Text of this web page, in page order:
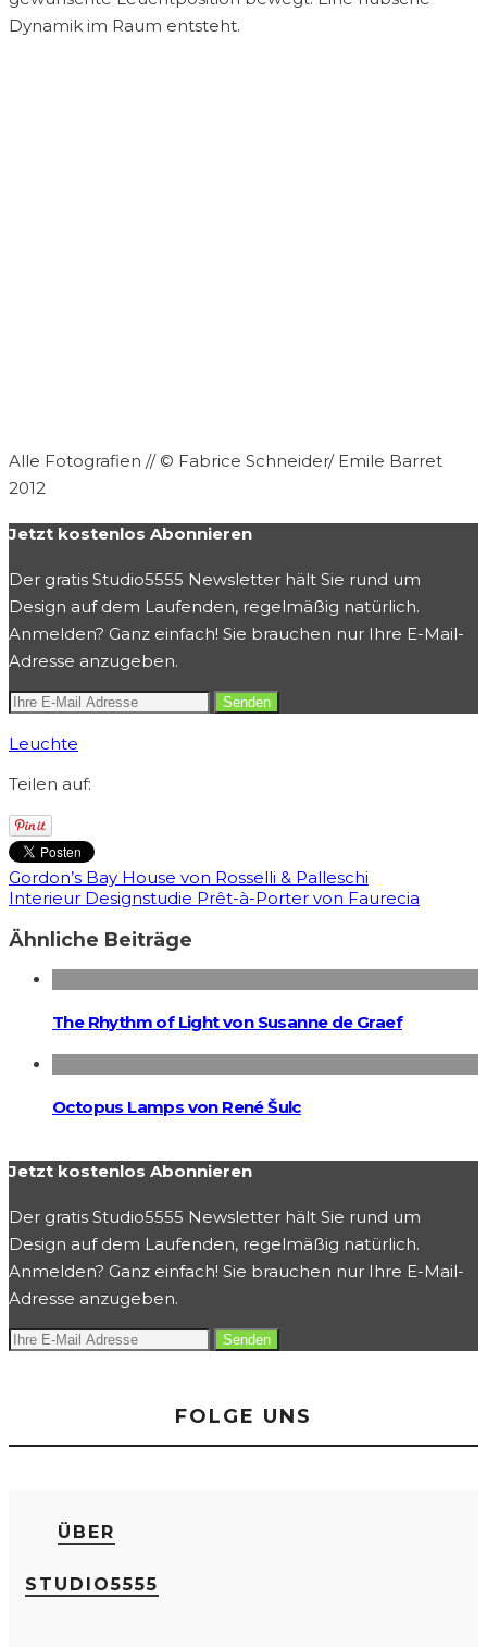
Dynamik im Raum entsteht.
Alle Fotografien // © Fabrice Schneider/ Emile Barret
2012
Jetzt kostenlos Abonnieren
Der gratis Studio5555 Newsletter hält Sie rund um
Design auf dem Laufenden, regelmäßig natürlich.
Anmelden? Ganz einfach! Sie brauchen nur Ihre E-Mail-
Adresse anzugeben.
Leuchte
Teilen auf:
Gordon’s Bay House von Rosselli & Palleschi
Interieur Designstudie Prêt-à-Porter von Faurecia
Ähnliche Beiträge
The Rhythm of Light von Susanne de Graef
Octopus Lamps von René Šulc
Jetzt kostenlos Abonnieren
Der gratis Studio5555 Newsletter hält Sie rund um
Design auf dem Laufenden, regelmäßig natürlich.
Anmelden? Ganz einfach! Sie brauchen nur Ihre E-Mail-
Adresse anzugeben.
FOLGE UNS
ÜBER
STUDIO5555